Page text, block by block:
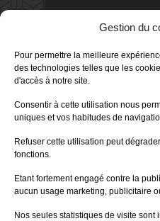
Gestion du
Pour permettre la meilleure
des technologies telles que les
d'accès à notre site.
Consentir à cette utilisation nous
uniques et vos habitudes de
Refuser cette utilisation peut
fonctions.
Etant fortement engagé contre la
aucun usage marketing, publicitaire
Nos seules statistiques de visite
DERNIERS AVIS
Avis de
Sur le jeu
il
Avis de
Sur le jeu
Publié leil
Sur le jeu
Bella